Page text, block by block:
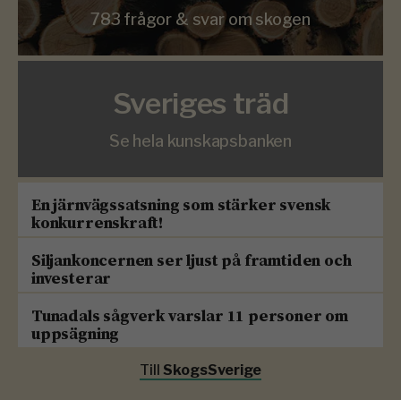
783 frågor & svar om skogen
Sveriges träd
Se hela kunskapsbanken
En järnvägssatsning som stärker svensk
konkurrenskraft!
Siljankoncernen ser ljust på framtiden och
investerar
Tunadals sågverk varslar 11 personer om
uppsägning
Till SkogsSverige